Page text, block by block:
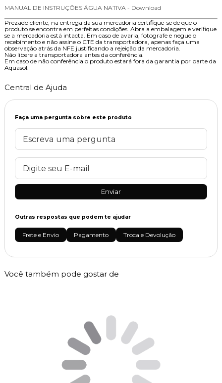
MANUAL DE INSTRUÇÕES ÁGUA NATIVA - Download
Prezado cliente, na entrega da sua mercadoria certifique-se de que o
produto se encontra em perfeitas condições. Abra a embalagem e verifique
se a mercadoria está intacta. Em caso de avaria, fotografe e negue o
recebimento e não assine o CTE da transportadora, apenas faça uma
observação atrás da NFE justificando a rejeição da mercadoria.
Não libere a transportadora antes da conferência.
Em caso de não conferência o produto estará fora da garantia por parte da
Aquasol.
Central de Ajuda
Faça uma pergunta sobre este produto
Enviar
Outras respostas que podem te ajudar
Frete e Envio Pagamento Troca e Devolução
Você também pode gostar de